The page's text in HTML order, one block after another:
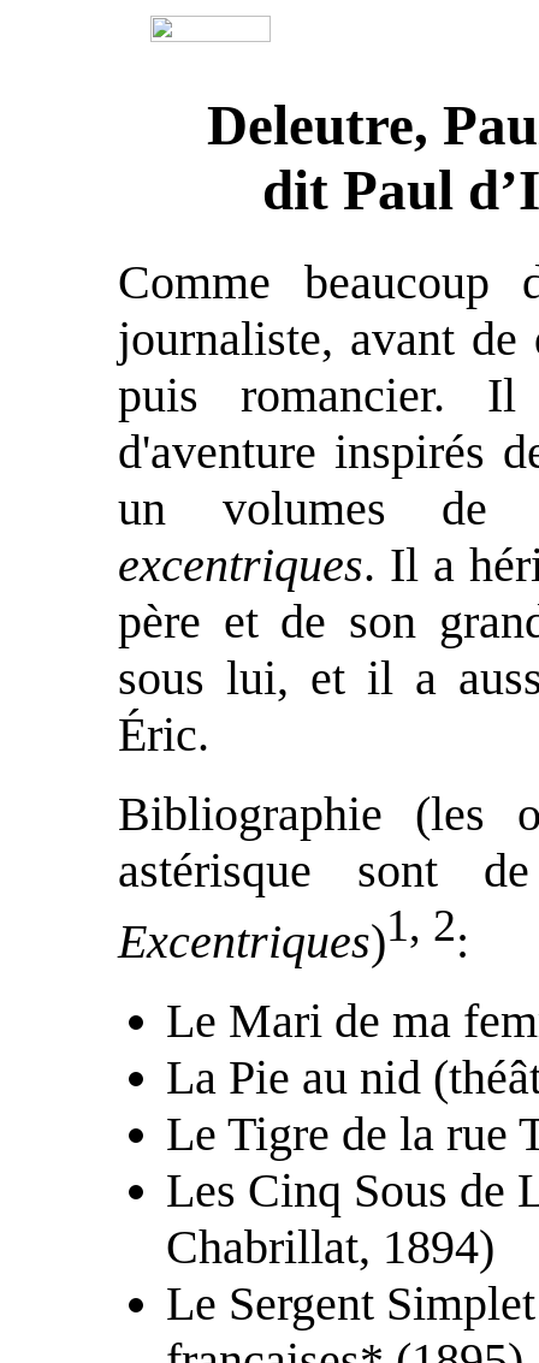
Deleutre,
dit Paul
Comme
journaliste, avant de
puis romancier.
d'aventure inspirés
un volumes
excentriques. Il a
père et de son
sous lui, et il a
Éric.
Bibliographie (les
astérisque sont
Excentriques)1, 2:
Le Mari de ma
La Pie au nid
Le Tigre de la rue
Les Cinq Sous de
Chabrillat, 1894)
Le Sergent